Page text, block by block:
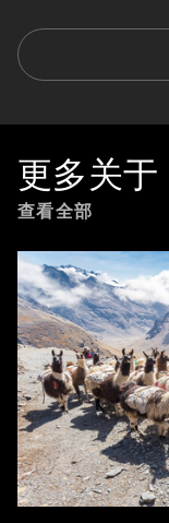
更多关于
查看全部